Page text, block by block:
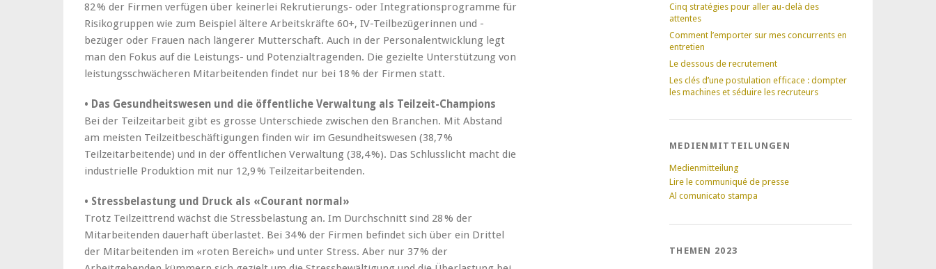
82 % der Firmen verfügen über keinerlei Rekrutierungs- oder Integrationsprogramme für
Risikogruppen wie zum Beispiel ältere Arbeitskräfte 60+, IV-Teilbezügerinnen und -
bezüger oder Frauen nach längerer Mutterschaft. Auch in der Personalentwicklung legt
man den Fokus auf die Leistungs- und Potenzialtragenden. Die gezielte Unterstützung von
leistungsschwächeren Mitarbeitenden findet nur bei 18 % der Firmen statt.
• Das Gesundheitswesen und die ­öffentliche Verwaltung als Teilzeit-Champions
Bei der Teilzeitarbeit gibt es grosse Unterschiede zwischen den Branchen. Mit Abstand
am meisten Teilzeitbeschäftigungen finden wir im Gesundheitswesen (38,7 %
Teilzeitarbeitende) und in der öffentlichen Verwaltung (38,4 %). Das Schlusslicht macht die
industrielle Produktion mit nur 12,9 % Teilzeitarbeitenden.
• Stressbelastung und Druck als «Courant normal»
Trotz Teilzeittrend wächst die Stressbelastung an. Im Durchschnitt sind 28 % der
Mitarbeitenden dauerhaft überlastet. Bei 34 % der Firmen befindet sich über ein Drittel
der Mitarbeitenden im «roten Bereich» und unter Stress. Aber nur 37 % der
Cinq stratégies pour aller au-delà des
attentes
Comment l’emporter sur mes concurrents en
entretien
Le dessous de recrutement
Les clés d’une postulation efficace : dompter
les machines et séduire les recruteurs
MEDIENMITTEILUNGEN
Medienmitteilung
Lire le communiqué de presse
Al comunicato stampa
THEMEN 2023